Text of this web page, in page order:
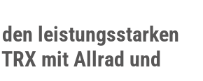
leistungsstarken
mit Allrad und